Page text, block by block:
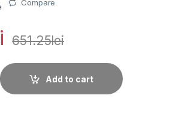
Compare
651.25lei
Reolink Argus PT; ARGUS SERIES
Add to cart